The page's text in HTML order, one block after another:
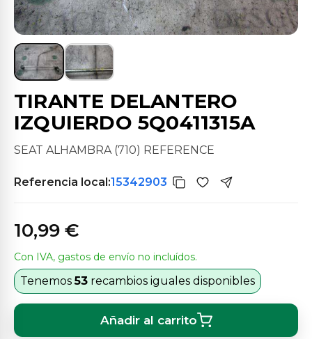
TIRANTE DELANTERO
IZQUIERDO 5Q0411315A
SEAT ALHAMBRA (710) REFERENCE
Referencia local:15342903
10,99 €
Con IVA, gastos de envío no incluídos.
Tenemos53 recambios iguales disponibles
Añadir al carrito